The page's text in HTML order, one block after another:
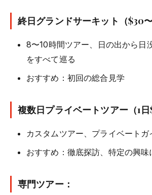
終日グランドサーキット（$30
8〜10時間ツアー、日の出から日
をすべて巡る
おすすめ：初回の総合見学
複数日プライベートツアー（1日
カスタムツアー、プライベートガ
おすすめ：徹底探訪、特定の興
専門ツアー：